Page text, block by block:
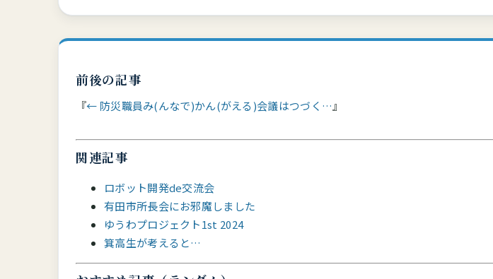
前後の記事
← 防災職員み(んなで)かん(がえる)会議はつづく…
関連記事
ロボット開発de交流会
有田市所長会にお邪魔しました
ゆうわプロジェクト1st 2024
箕高生が考えると…